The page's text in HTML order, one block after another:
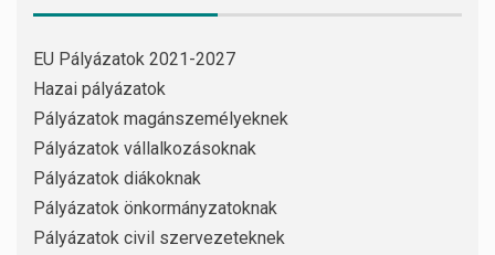
EU Pályázatok 2021-2027
Hazai pályázatok
Pályázatok magánszemélyeknek
Pályázatok vállalkozásoknak
Pályázatok diákoknak
Pályázatok önkormányzatoknak
Pályázatok civil szervezeteknek